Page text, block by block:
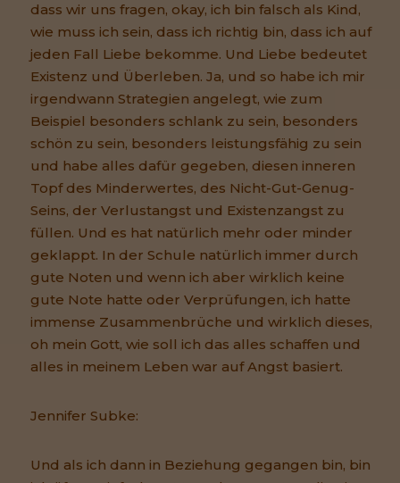
dass wir uns fragen, okay, ich bin falsch als Kind,
wie muss ich sein, dass ich richtig bin, dass ich auf
jeden Fall Liebe bekomme. Und Liebe bedeutet
Existenz und Überleben. Ja, und so habe ich mir
irgendwann Strategien angelegt, wie zum
Beispiel besonders schlank zu sein, besonders
schön zu sein, besonders leistungsfähig zu sein
und habe alles dafür gegeben, diesen inneren
Topf des Minderwertes, des Nicht-Gut-Genug-
Seins, der Verlustangst und Existenzangst zu
füllen. Und es hat natürlich mehr oder minder
geklappt. In der Schule natürlich immer durch
gute Noten und wenn ich aber wirklich keine
gute Note hatte oder Verprüfungen, ich hatte
immense Zusammenbrüche und wirklich dieses,
oh mein Gott, wie soll ich das alles schaffen und
alles in meinem Leben war auf Angst basiert.
Jennifer Subke:
Und als ich dann in Beziehung gegangen bin, bin